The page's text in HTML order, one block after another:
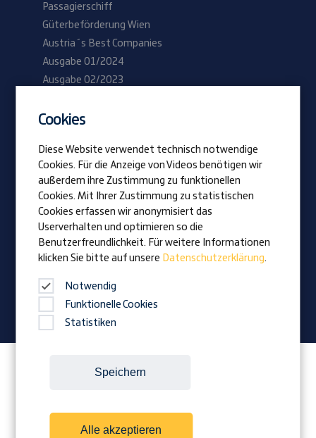
Passagierschiff
Güterbeförderung Wien
Austria´s Best Companies
Ausgabe 01/2024
Ausgabe 02/2023
Be Prangl
Lehrlinge
Auszeichnungen
Familienunternehmen
News
Firmenmagazin
Folgen Sie Prangl auf:
Cookies Kontakt
Cookies
Diese Website verwendet technisch notwendige
Cookies. Für die Anzeige von Videos benötigen wir
außerdem ihre Zustimmung zu funktionellen
Cookies. Mit Ihrer Zustimmung zu statistischen
Cookies erfassen wir anonymisiert das
Userverhalten und optimieren so die
Benutzerfreundlichkeit. Für weitere Informationen
klicken Sie bitte auf unsere Datenschutzerklärung.
Notwendig
Funktionelle Cookies
Statistiken
Speichern
Alle akzeptieren